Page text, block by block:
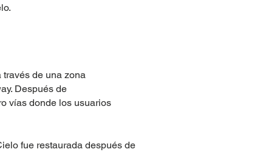
de una zona
Después de
vías donde los usuarios
fue restaurada después de